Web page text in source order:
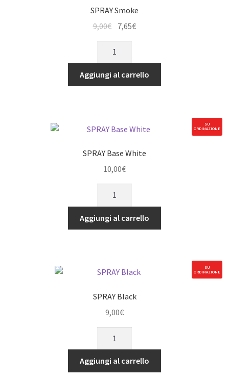
SPRAY Smoke
9,00€
originale
era:
9,00€.
7,65€Il
è:
7,65€.
quantità
Aggiungi al carrello
SU
ORDINAZIONE
SPRAY Base White
10,00€
White
quantità
Aggiungi al carrello
SU
ORDINAZIONE
SPRAY Black
9,00€
quantità
Aggiungi al carrello